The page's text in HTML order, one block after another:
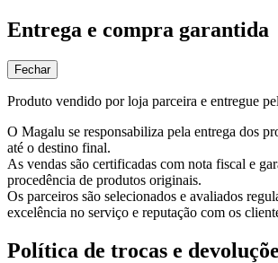
Entrega e compra garantida
Fechar
Produto vendido por loja parceira e entregue
O Magalu se responsabiliza pela entrega dos
até o destino final.
As vendas são certificadas com nota fiscal e
procedência de produtos originais.
Os parceiros são selecionados e avaliados
excelência no serviço e reputação com os
Política de trocas e